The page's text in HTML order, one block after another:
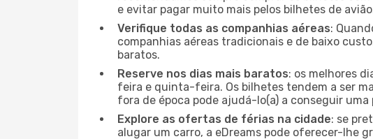
e evitar pagar muito mais pelos bilhetes de
Verifique todas as companhias aéreas:
companhias aéreas tradicionais e de baixo
baratos.
Reserve nos dias mais baratos: os melhores
feira e quinta-feira. Os bilhetes tendem a ser
fora de época pode ajudá-lo(a) a conseguir uma
Explore as ofertas de férias na cidade: se
alugar um carro, a eDreams pode oferecer-lhe